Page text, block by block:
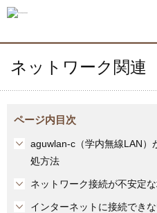
ネットワーク関連
ページ内目次
aguwlan-c（学内無線LAN）
処方法
ネットワーク接続が不安定
インターネットに接続できな